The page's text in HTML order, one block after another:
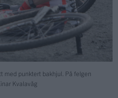
med punktert bakhjul. På felgen
Kvalavåg